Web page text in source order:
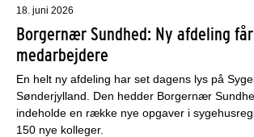
18. juni 2026
Borgernær Sundhed: Ny afdeling
medarbejdere
En helt ny afdeling har set dagens lys på
Sønderjylland. Den hedder Borgernær
indeholde en række nye opgaver i
150 nye kolleger.